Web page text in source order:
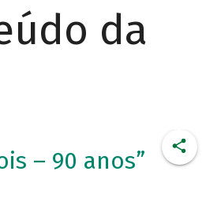
da
– 90 anos”